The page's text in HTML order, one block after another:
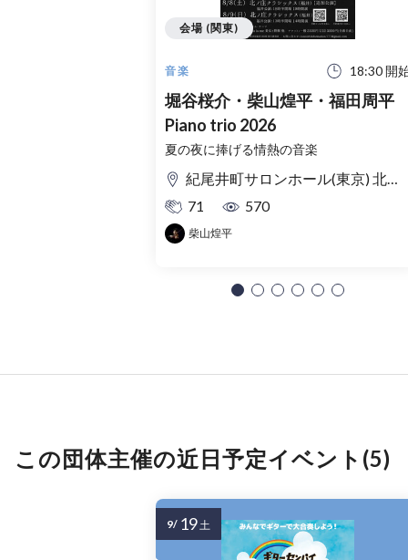
音楽 18:30 開
堀谷桜介・柴山煌平・福田周平
Piano trio 2026
夏の夜に捧げる情熱の音楽
紀尾井町サロンホール(東京) 北ノ庄クラシックス(福井)
71
570
柴山煌平
会場 (関東)
この団体主催の近日予定イベント(5)
9/ 19土